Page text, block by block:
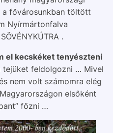
fővárosunkban töltött
Nyírmártonfalva
.
el kecskéket tenyészteni
tejüket feldolgozni … Mivel
nem volt számomra elég
elsőként
főzni …